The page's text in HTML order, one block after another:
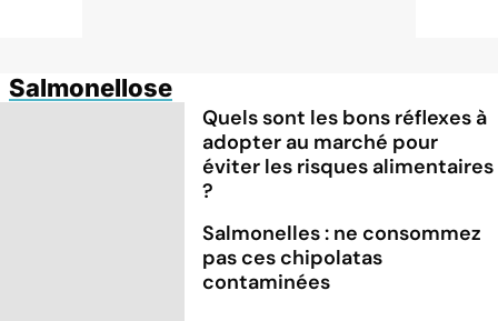
Salmonellose
Quels sont les bons réflexes à
adopter au marché pour
éviter les risques alimentaires
?
Salmonelles : ne consommez
pas ces chipolatas
contaminées